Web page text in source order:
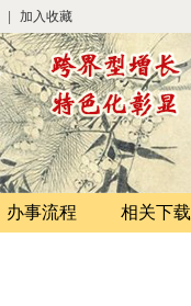
加入收藏
办事流程 相关下载